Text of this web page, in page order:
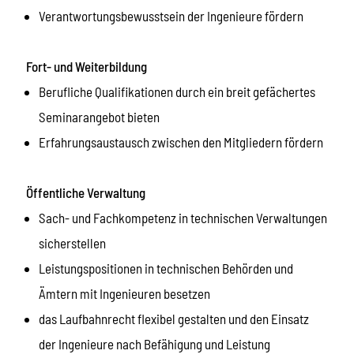
Verantwortungsbewusstsein der Ingenieure fördern
Fort- und Weiterbildung
Berufliche Qualifikationen durch ein breit gefächertes
Seminarangebot bieten
Erfahrungsaustausch zwischen den Mitgliedern fördern
Öffentliche Verwaltung
Sach- und Fachkompetenz in technischen Verwaltungen
sicherstellen
Leistungspositionen in technischen Behörden und
Ämtern mit Ingenieuren besetzen
das Laufbahnrecht flexibel gestalten und den Einsatz
der Ingenieure nach Befähigung und Leistung